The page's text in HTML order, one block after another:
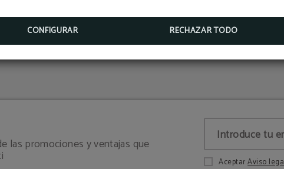
CONFIGURAR RECHAZAR TODO
Añade extras a tu
las promociones y ventajas que
AceptarAviso